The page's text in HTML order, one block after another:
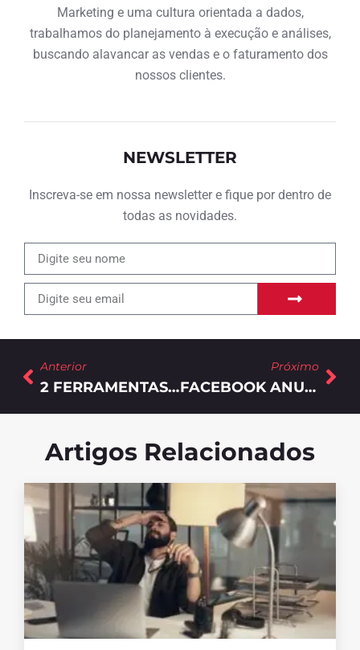
Marketing e uma cultura orientada a dados,
trabalhamos do planejamento à execução e análises,
buscando alavancar as vendas e o faturamento dos
nossos clientes.
NEWSLETTER
Inscreva-se em nossa newsletter e fique por dentro de
todas as novidades.
Anterior
2 FERRAMENTAS GRATUITAS PARA SEU ECOMMERCE TER SUCESSO NAS REDES SOCIAIS
Próximo
FACEBOOK ANUNCIA EXPANSÃO DE SUAS FERRAMENTAS DE COMPRAS COM ABA DE LOJA NO WHATSAPP
Artigos Relacionados